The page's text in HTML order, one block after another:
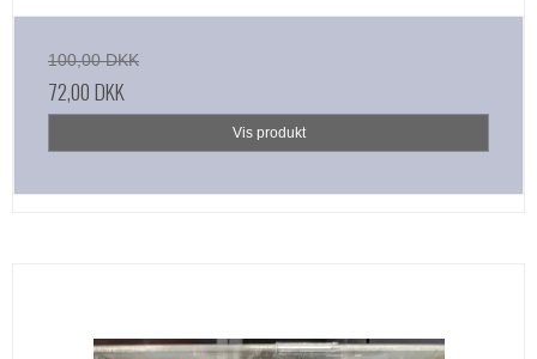
100,00 DKK
72,00 DKK
Vis produkt